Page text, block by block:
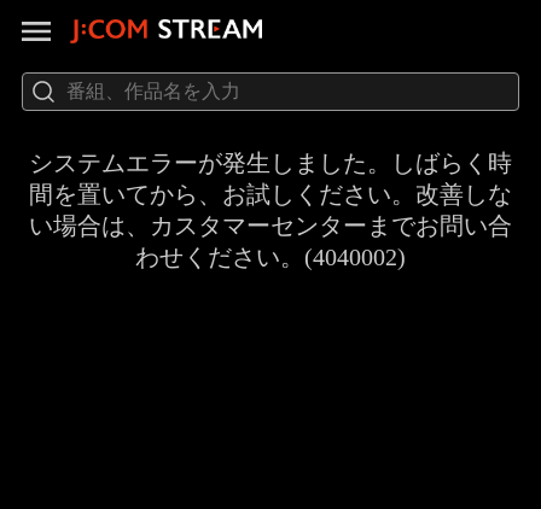
システムエラーが発生しました。しばらく時
間を置いてから、お試しください。改善しな
い場合は、カスタマーセンターまでお問い合
わせください。(4040002)